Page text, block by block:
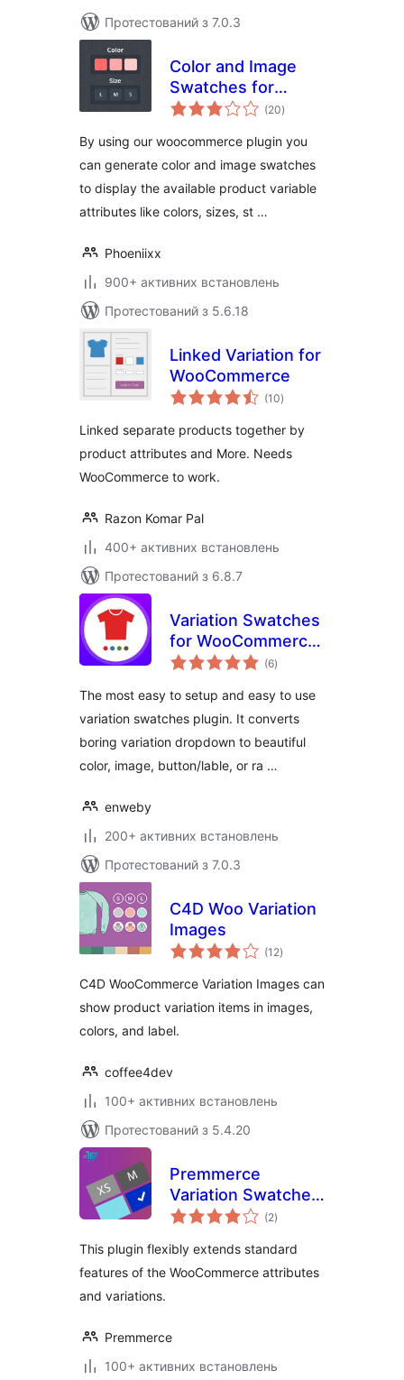
Протестований з 7.0.3
Color and Image
Swatches for
Variable Product
(20загальний
рейтинг
)
By using our woocommerce plugin you
can generate color and image swatches
to display the available product variable
attributes like colors, sizes, st …
Phoeniixx
900+ активних встановлень
Протестований з 5.6.18
Linked Variation for
WooCommerce
(10загальний
рейтинг
)
Linked separate products together by
product attributes and More. Needs
WooCommerce to work.
Razon Komar Pal
400+ активних встановлень
Протестований з 6.8.7
Variation Swatches
for WooCommerce
Stores
(6загальний
рейтинг
)
The most easy to setup and easy to use
variation swatches plugin. It converts
boring variation dropdown to beautiful
color, image, button/lable, or ra …
enweby
200+ активних встановлень
Протестований з 7.0.3
C4D Woo Variation
Images
(12загальний
рейтинг
)
C4D WooCommerce Variation Images can
show product variation items in images,
colors, and label.
coffee4dev
100+ активних встановлень
Протестований з 5.4.20
Premmerce
Variation Swatches
for WooCommerce
(2загальний
рейтинг
)
This plugin flexibly extends standard
features of the WooCommerce attributes
and variations.
Premmerce
100+ активних встановлень